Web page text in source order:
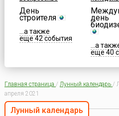
День
строителя
...а также
еще 42 события
день
...а
еще 40
Главная страница / Лунный календарь /
апреля 2021
Лунный календарь